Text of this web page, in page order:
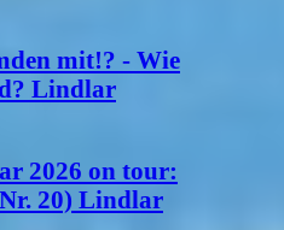
mit!? - Wie
Lindlar
2026 on tour:
20) Lindlar